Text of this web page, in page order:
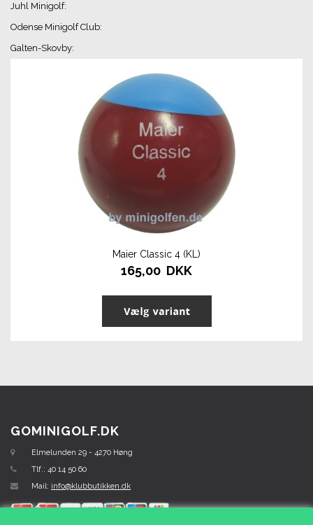
Juhl Minigolf:
Odense Minigolf Club:
Galten-Skovby:
Maier Classic 4 (KL)
165,00 DKK
GOMINIGOLF.DK
Elmelunden 29 - 4270 Høng
Tlf.: 40 14 50 60
Mail: info@klubbutikken.dk